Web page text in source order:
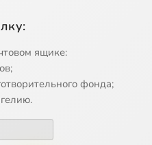
ящике:
фонда;